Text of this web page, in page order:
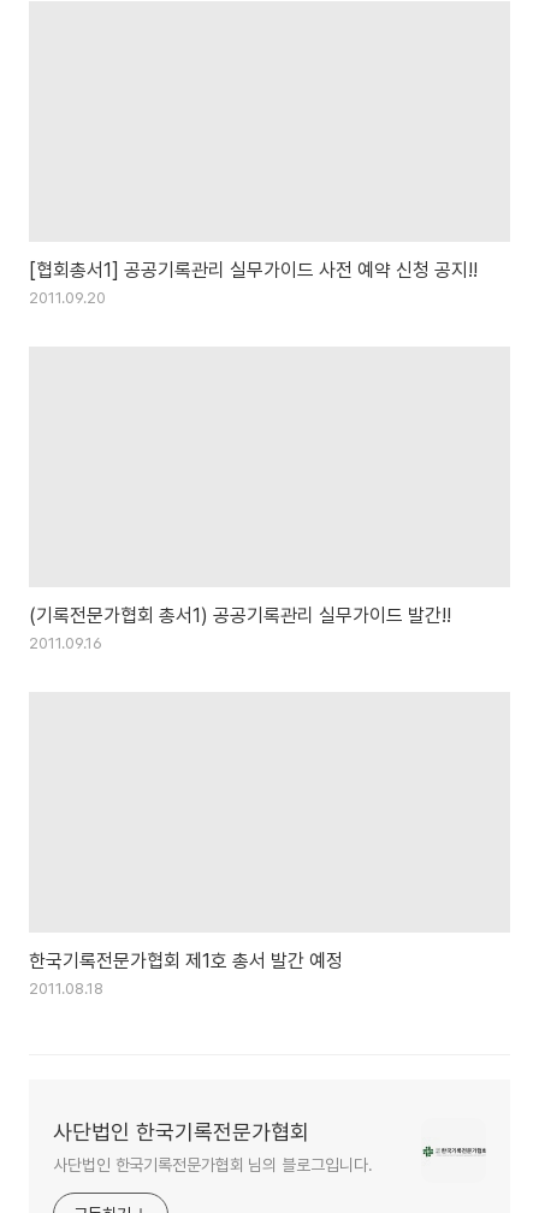
[협회총서1] 공공기록관리 실무가이드 사전 예약 신청 공지!!
2011.09.20
(기록전문가협회 총서1) 공공기록관리 실무가이드 발간!!
2011.09.16
한국기록전문가협회 제1호 총서 발간 예정
2011.08.18
사단법인 한국기록전문가협회
사단법인 한국기록전문가협회 님의 블로그입니다.